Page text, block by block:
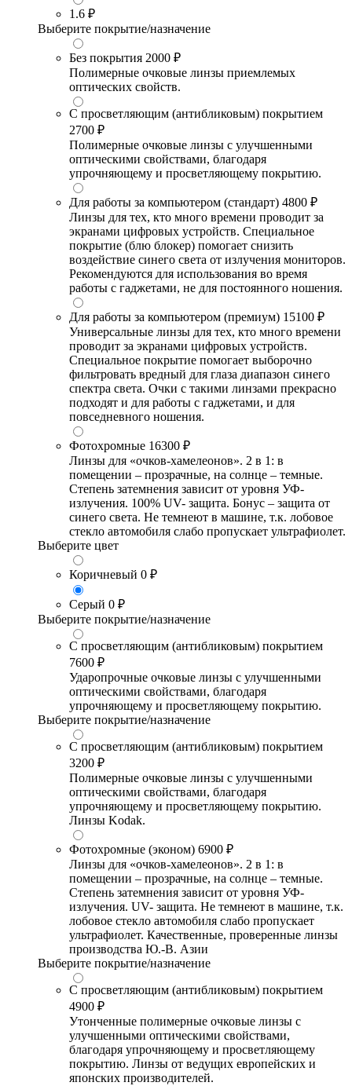
1.6 ₽
Выберите покрытие/назначение
Без покрытия 2000 ₽
Полимерные очковые линзы приемлемых
оптических свойств.
С просветляющим (антибликовым) покрытием
2700 ₽
Полимерные очковые линзы с улучшенными
оптическими свойствами, благодаря
упрочняющему и просветляющему покрытию.
Для работы за компьютером (стандарт) 4800 ₽
Линзы для тех, кто много времени проводит за
экранами цифровых устройств. Специальное
покрытие (блю блокер) помогает снизить
воздействие синего света от излучения мониторов.
Рекомендуются для использования во время
работы с гаджетами, не для постоянного ношения.
Для работы за компьютером (премиум) 15100 ₽
Универсальные линзы для тех, кто много времени
проводит за экранами цифровых устройств.
Специальное покрытие помогает выборочно
фильтровать вредный для глаза диапазон синего
спектра света. Очки с такими линзами прекрасно
подходят и для работы с гаджетами, и для
повседневного ношения.
Фотохромные 16300 ₽
Линзы для «очков-хамелеонов». 2 в 1: в
помещении – прозрачные, на солнце – темные.
Степень затемнения зависит от уровня УФ-
излучения. 100% UV- защита. Бонус – защита от
синего света. Не темнеют в машине, т.к. лобовое
стекло автомобиля слабо пропускает ультрафиолет.
Выберите цвет
Коричневый 0 ₽
Серый 0 ₽
Выберите покрытие/назначение
С просветляющим (антибликовым) покрытием
7600 ₽
Ударопрочные очковые линзы с улучшенными
оптическими свойствами, благодаря
упрочняющему и просветляющему покрытию.
Выберите покрытие/назначение
С просветляющим (антибликовым) покрытием
3200 ₽
Полимерные очковые линзы с улучшенными
оптическими свойствами, благодаря
упрочняющему и просветляющему покрытию.
Линзы Kodak.
Фотохромные (эконом) 6900 ₽
Линзы для «очков-хамелеонов». 2 в 1: в
помещении – прозрачные, на солнце – темные.
Степень затемнения зависит от уровня УФ-
излучения. UV- защита. Не темнеют в машине, т.к.
лобовое стекло автомобиля слабо пропускает
ультрафиолет. Качественные, проверенные линзы
производства Ю.-В. Азии
Выберите покрытие/назначение
С просветляющим (антибликовым) покрытием
4900 ₽
Утонченные полимерные очковые линзы с
улучшенными оптическими свойствами,
благодаря упрочняющему и просветляющему
покрытию. Линзы от ведущих европейских и
японских производителей.